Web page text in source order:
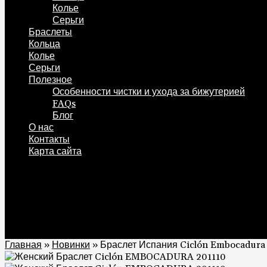
Колье
Серьги
Браслеты
Кольца
Колье
Серьги
Полезное
Особенности чистки и ухода за бижутерией
FAQs
Блог
О нас
Контакты
Карта сайта
Главная » Новинки » Браслет Испания Ciclón Embocadura